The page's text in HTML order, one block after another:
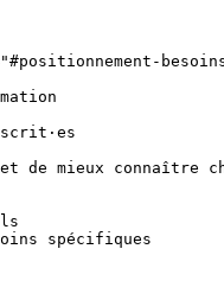
de mieux connaître
spécifiques